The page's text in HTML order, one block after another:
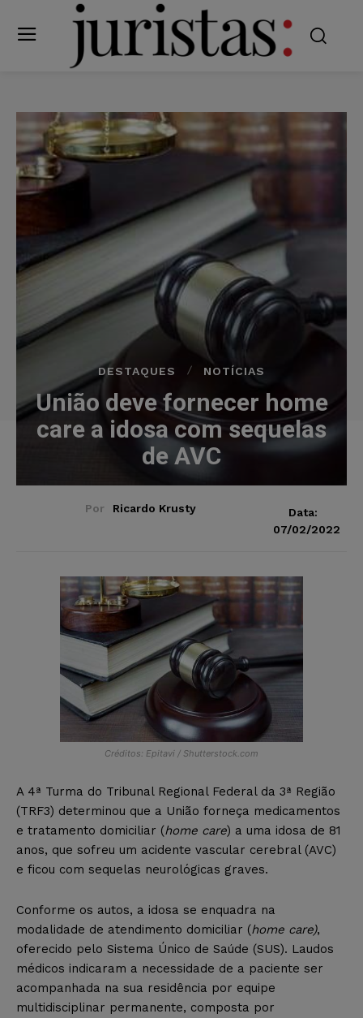
DESTAQUES NOTÍCIAS
União deve fornecer home
care a idosa com sequelas
de AVC
Por Ricardo Krusty
Data:
07/02/2022
Créditos: Epitavi / Shutterstock.com
A 4ª Turma do Tribunal Regional Federal da 3ª Região
(TRF3) determinou que a União forneça medicamentos
e tratamento domiciliar (home care) a uma idosa de 81
anos, que sofreu um acidente vascular cerebral (AVC)
e ficou com sequelas neurológicas graves.
Conforme os autos, a idosa se enquadra na
modalidade de atendimento domiciliar (home care),
oferecido pelo Sistema Único de Saúde (SUS). Laudos
médicos indicaram a necessidade de a paciente ser
acompanhada na sua residência por equipe
multidisciplinar permanente, composta por